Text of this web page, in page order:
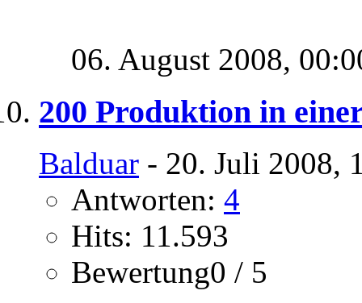
06. August 2008,
200 Produktion in
Balduar - 20. Juli 2008,
Antworten: 4
Hits: 11.593
Bewertung0 / 5